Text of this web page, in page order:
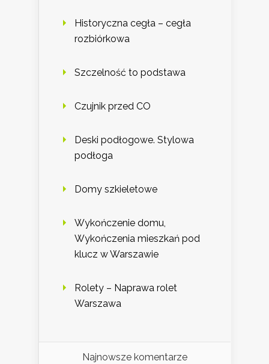
Historyczna cegła – cegła
rozbiórkowa
Szczelność to podstawa
Czujnik przed CO
Deski podłogowe. Stylowa
podłoga
Domy szkieletowe
Wykończenie domu,
Wykończenia mieszkań pod
klucz w Warszawie
Rolety – Naprawa rolet
Warszawa
Najnowsze komentarze